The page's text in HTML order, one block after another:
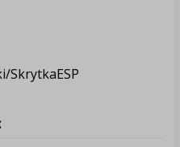
SkrytkaESP